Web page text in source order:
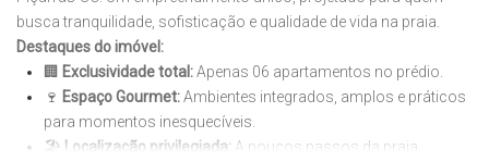
busca tranquilidade, sofisticação e qualidade de vida na praia.
Destaques do imóvel:
🏢 Exclusividade total:Apenas 06 apartamentos no prédio.
🍷 Espaço Gourmet:Ambientes integrados, amplos e práticos
para momentos inesquecíveis.
🏖️ Localização privilegiada: A poucos passos da praia.